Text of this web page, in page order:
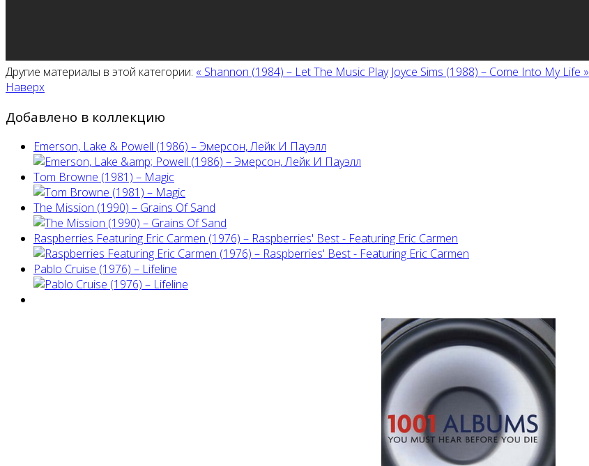
Другие материалы в этой категории: « Shannon (1984) ‎– Let The Music Play Joyce Sims (1988) ‎– Come Into My Life »
Наверх
Добавлено в коллекцию
Emerson, Lake & Powell (1986) ‎– Эмерсон, Лейк И Пауэлл
Tom Browne (1981) – Magic
The Mission (1990) – Grains Of Sand
Raspberries Featuring Eric Carmen (1976) – Raspberries' Best - Featuring Eric Carmen
Pablo Cruise (1976) – Lifeline